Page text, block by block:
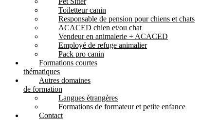
Toiletteur canin
Responsable de pension pour chiens et chats
ACACED chien et/ou chat
Vendeur en animalerie + ACACED
Employé de refuge animalier
Pack pro canin
Formations courtes
thématiques
Autres domaines
de formation
Langues étrangères
Formations de formateur et petite enfance
Contact